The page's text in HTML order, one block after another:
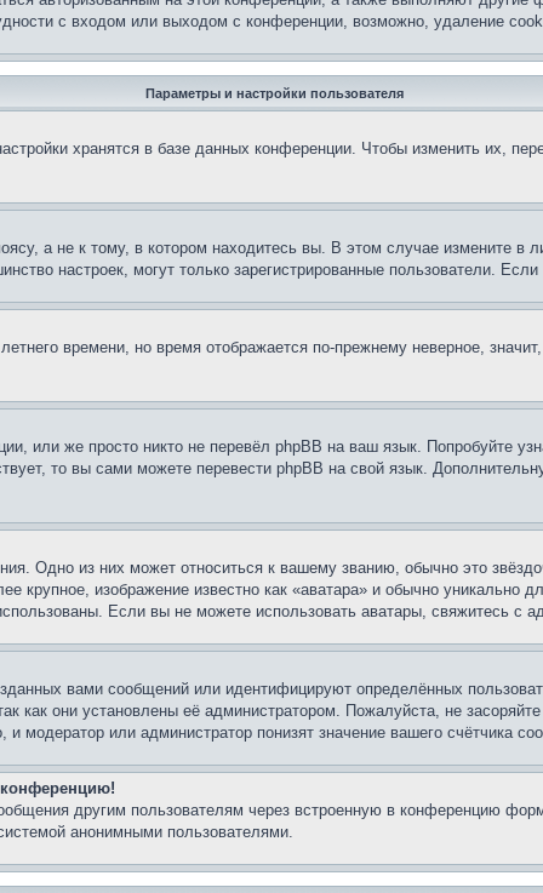
с входом или выходом с конференции, возможно, удаление
Параметры и настройки пользователя
хранятся в базе данных конференции. Чтобы изменить их,
а не к тому, в котором находитесь вы. В этом случае измените в
настроек, могут только зарегистрированные пользователи.
времени, но время отображается по-прежнему неверное,
или же просто никто не перевёл phpBB на ваш язык. Попробуйте
то вы сами можете перевести phpBB на свой язык.
Одно из них может относиться к вашему званию, обычно это
крупное, изображение известно как «аватара» и обычно уникально
Если вы не можете использовать аватары, свяжитесь с
вами сообщений или идентифицируют определённых
как они установлены её администратором. Пожалуйста, не
модератор или администратор понизят значение вашего счётчика
другим пользователям через встроенную в конференцию
анонимными пользователями.